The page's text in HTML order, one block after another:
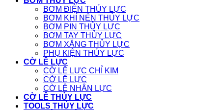
BƠM ĐIỆN THỦY LỰC
BƠM KHÍ NÉN THỦY LỰC
BƠM PIN THỦY LỰC
BƠM TAY THỦY LỰC
BƠM XĂNG THỦY LỰC
PHỤ KIỆN THỦY LỰC
CỜ LÊ LỰC
CỜ LÊ LỰC CHỈ KIM
CỜ LÊ LỰC
CỜ LÊ NHÂN LỰC
CỜ LÊ THỦY LỰC
TOOLS THỦY LỰC